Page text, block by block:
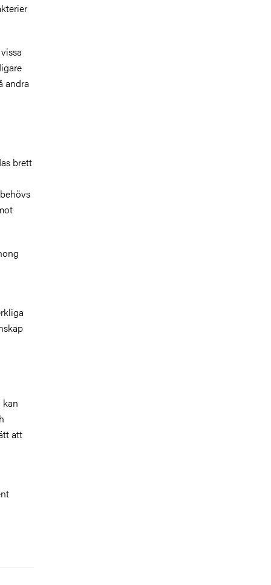
andra
brett
att